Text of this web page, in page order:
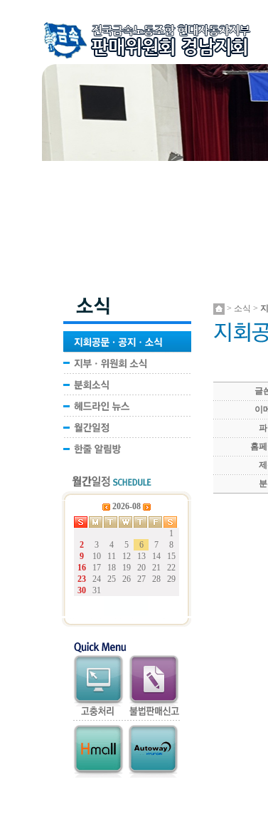
2026-08
1
2
3 4 5 6 7
8
9
10 11 12 13 14
15
16
17 18 19 20 21
22
23
24 25 26 27 28
29
30
31
> 소식 >
글
이
홈페